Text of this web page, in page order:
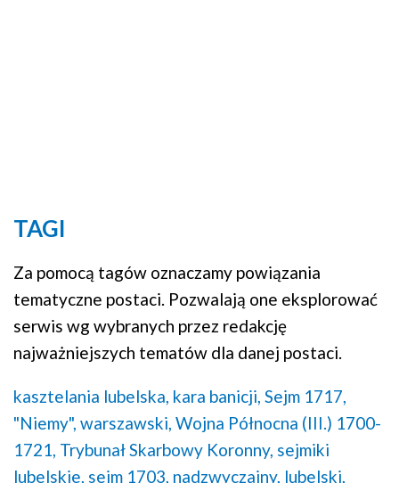
TAGI
Za pomocą tagów oznaczamy powiązania
tematyczne postaci. Pozwalają one eksplorować
serwis wg wybranych przez redakcję
najważniejszych tematów dla danej postaci.
kasztelania lubelska, kara banicji, Sejm 1717,
"Niemy", warszawski, Wojna Północna (III.) 1700-
1721, Trybunał Skarbowy Koronny, sejmiki
lubelskie, sejm 1703, nadzwyczajny, lubelski,